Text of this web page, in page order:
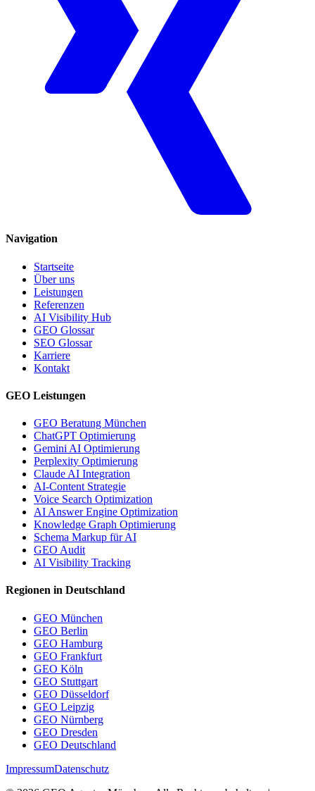
Navigation
Startseite
Über uns
Leistungen
Referenzen
AI Visibility Hub
GEO Glossar
SEO Glossar
Karriere
Kontakt
GEO Leistungen
GEO Beratung München
ChatGPT Optimierung
Gemini AI Optimierung
Perplexity Optimierung
Claude AI Integration
AI-Content Strategie
Voice Search Optimization
AI Answer Engine Optimization
Knowledge Graph Optimierung
Schema Markup für AI
GEO Audit
AI Visibility Tracking
Regionen in Deutschland
GEO München
GEO Berlin
GEO Hamburg
GEO Frankfurt
GEO Köln
GEO Stuttgart
GEO Düsseldorf
GEO Leipzig
GEO Nürnberg
GEO Dresden
GEO Deutschland
ImpressumDatenschutz